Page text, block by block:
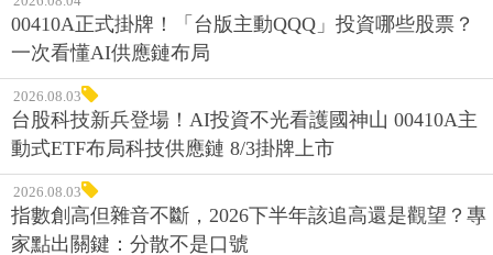
00410A正式掛牌！「台版主動QQQ」投資哪些股票？
一次看懂AI供應鏈布局
2026.08.03
台股科技新兵登場！AI投資不光看護國神山 00410A主
動式ETF布局科技供應鏈 8/3掛牌上市
2026.08.03
指數創高但雜音不斷，2026下半年該追高還是觀望？專
家點出關鍵：分散不是口號